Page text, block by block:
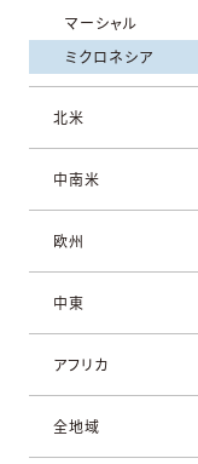
マーシャル
ミクロネシア
北米
中南米
欧州
中東
アフリカ
全地域